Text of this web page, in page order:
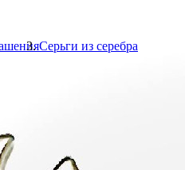
Серьги из серебра